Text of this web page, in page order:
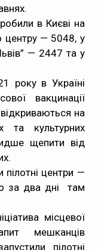
в Києві на
центру — 5048, у
— 2447 та у
року в Україні
вакцинації
на
та культурних
щепити від
пілотні центри —
за два дні там
місцевої
мешканців
пілотні